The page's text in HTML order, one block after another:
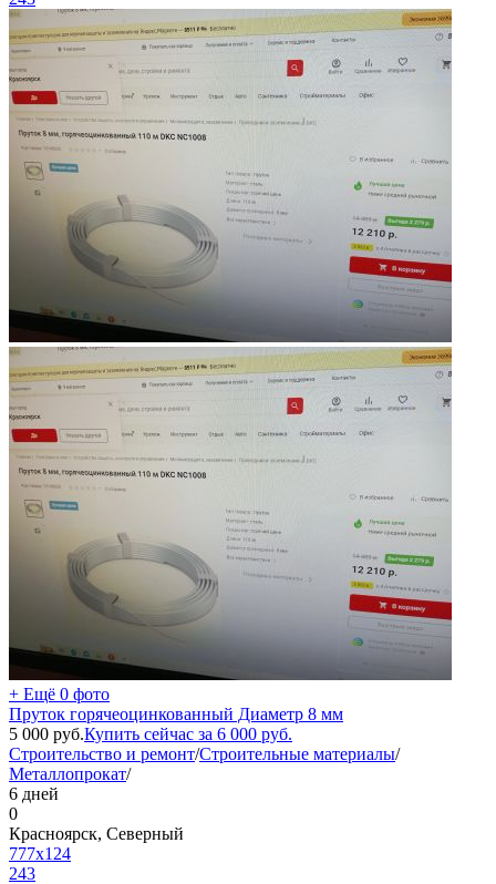
+ Ещё 0 фото
Пруток горячеоцинкованный Диаметр 8 мм
5 000 руб.Купить сейчас за 6 000 руб.
Строительство и ремонт/Строительные материалы/
Металлопрокат/
6 дней
0
Красноярск, Северный
777x124
243